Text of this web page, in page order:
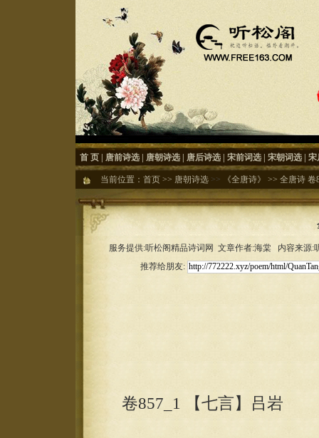
首 页 唐前诗选 唐朝诗选 唐后诗选 宋前词选 宋朝词选 宋
当前位置： 首页 >> 唐朝诗选 >> 《全唐诗》 >> 全唐诗 卷
服务提供:听松阁精品诗词网 文章作者:海棠 内容来源
推荐给朋友:
卷857_1 【七言】吕岩